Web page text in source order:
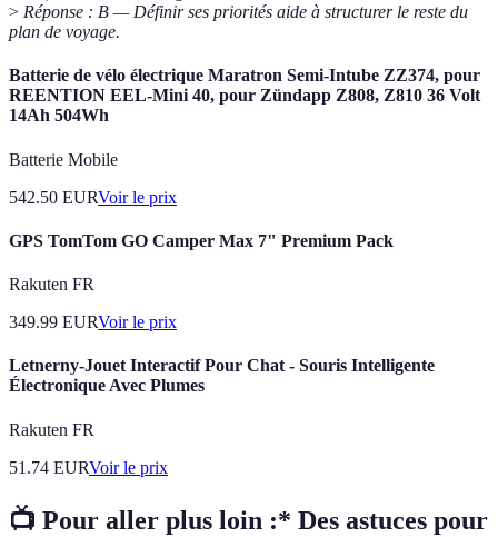
> Réponse : B — Définir ses priorités aide à structurer le reste du
plan de voyage.
Batterie de vélo électrique Maratron Semi-Intube ZZ374, pour
REENTION EEL-Mini 40, pour Zündapp Z808, Z810 36 Volt
14Ah 504Wh
Batterie Mobile
542.50 EURVoir le prix
GPS TomTom GO Camper Max 7" Premium Pack
Rakuten FR
349.99 EURVoir le prix
Letnerny-Jouet Interactif Pour Chat - Souris Intelligente
Électronique Avec Plumes
Rakuten FR
51.74 EURVoir le prix
📺 Pour aller plus loin :* Des astuces pour